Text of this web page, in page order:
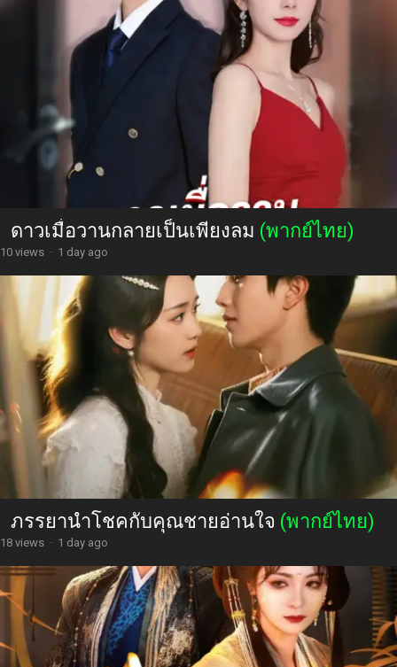
ดาวเมื่อวานกลายเป็นเพียงลม (พากย์ไทย)
10 views · 1 day ago
ภรรยานำโชคกับคุณชายอ่านใจ (พากย์ไทย)
18 views · 1 day ago